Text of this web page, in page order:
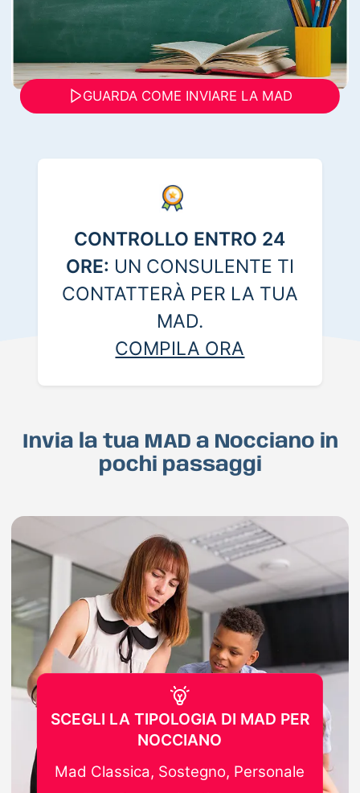
GUARDA COME INVIARE LA MAD
CONTROLLO ENTRO 24
ORE: UN CONSULENTE TI
CONTATTERÀ PER LA TUA
MAD.
COMPILA ORA
Invia la tua MAD a Nocciano in
pochi passaggi
SCEGLI LA TIPOLOGIA DI MAD PER
NOCCIANO
Mad Classica, Sostegno, Personale